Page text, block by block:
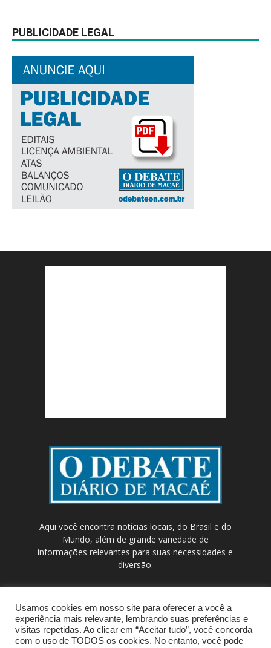
PUBLICIDADE LEGAL
Aqui você encontra notícias locais, do Brasil e do
Mundo, além de grande variedade de
informações relevantes para suas necessidades e
diversão.
Contato:contato@odebateon.com.br /
comercia@odebateon.com.br
Usamos cookies em nosso site para oferecer a você a
experiência mais relevante, lembrando suas preferências e
visitas repetidas. Ao clicar em “Aceitar tudo”, você concorda
com o uso de TODOS os cookies. No entanto, você pode